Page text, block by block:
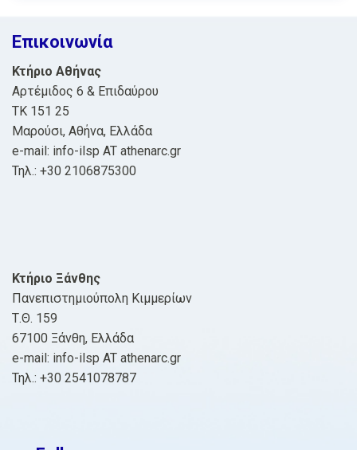
Επικοινωνία
Κτήριο Αθήνας
Αρτέμιδος 6 & Επιδαύρου
ΤΚ 151 25
Μαρούσι, Αθήνα, Ελλάδα
e-mail: info-ilsp AT athenarc.gr
Τηλ.: +30 2106875300
Κτήριο Ξάνθης
Πανεπιστημιούπολη Κιμμερίων
Τ.Θ. 159
67100 Ξάνθη, Ελλάδα
e-mail: info-ilsp AT athenarc.gr
Τηλ.: +30 2541078787